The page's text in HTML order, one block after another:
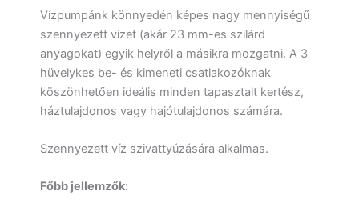
Vízpumpánk könnyedén képes nagy mennyiségű
szennyezett vizet (akár 23 mm-es szilárd
anyagokat) egyik helyről a másikra mozgatni. A 3
hüvelykes be- és kimeneti csatlakozóknak
köszönhetően ideális minden tapasztalt kertész,
háztulajdonos vagy hajótulajdonos számára.
Szennyezett víz szivattyúzására alkalmas.
Főbb jellemzők: